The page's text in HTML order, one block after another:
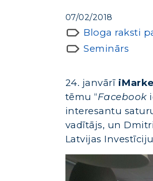
07/02/2018
Bloga raksti
Seminārs
24. janvārī
tēmu “Facebook
interesantu
vadītājs, un
Latvijas